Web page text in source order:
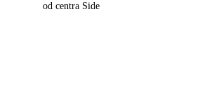
od centra Side